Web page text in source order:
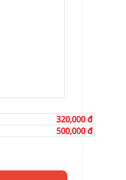
320,000 đ
500,000 đ